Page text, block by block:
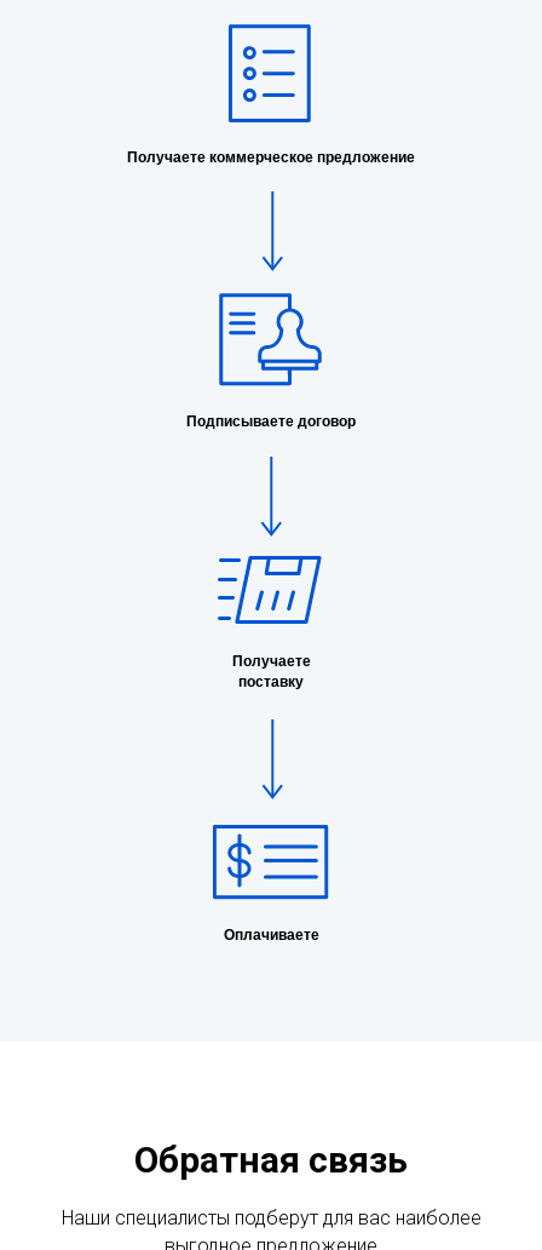
Оплачиваете
Получаете коммерческое предложение
Подписываете договор
Получаете
поставку
Обратная связь
Наши специалисты подберут для вас наиболее
выгодное предложение